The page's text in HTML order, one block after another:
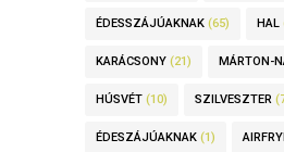
ÉDESSZÁJÚAKNAK(65) HAL
KARÁCSONY(21) MÁRTON-
HÚSVÉT(10) SZILVESZTER
ÉDESZÁJÚAKNAK(1)